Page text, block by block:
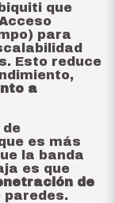
que
para
Esto reduce
a
es más
la banda
es que
de
paredes.